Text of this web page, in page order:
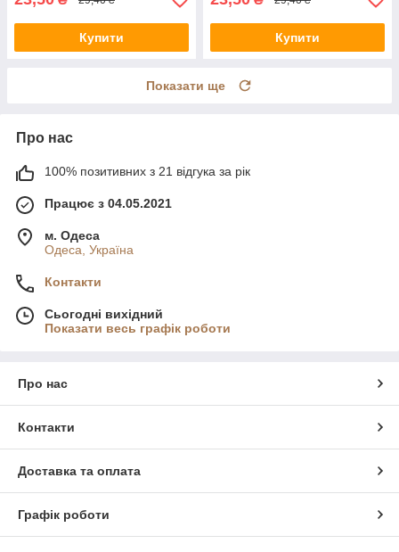
Купити Купити
Показати ще
Про нас
100% позитивних з 21 відгука за рік
Працює з 04.05.2021
м. Одеса
Одеса, Україна
Контакти
Сьогодні вихідний
Показати весь графік роботи
Про нас
Контакти
Доставка та оплата
Графік роботи